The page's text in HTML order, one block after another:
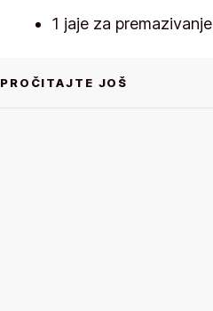
1 jaje za premazivanje
PROČITAJTE JOŠ